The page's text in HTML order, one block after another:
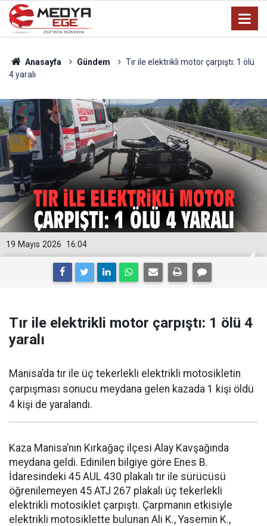
Anasayfa Gündem
Tır ile elektrikli motor çarpıştı: 1 ölü
4 yaralı
16:04
19 Mayıs 2026
Tır ile elektrikli motor çarpıştı: 1 ölü 4
yaralı
Manisa’da tır ile üç tekerlekli elektrikli motosikletin
çarpışması sonucu meydana gelen kazada 1 kişi öldü
4 kişi de yaralandı.
Kaza Manisa’nın Kırkağaç ilçesi Alay Kavşağında
meydana geldi. Edinilen bilgiye göre Enes B.
İdaresindeki 45 AUL 430 plakalı tır ile sürücüsü
öğrenilemeyen 45 ATJ 267 plakalı üç tekerlekli
elektrikli motosiklet çarpıştı. Çarpmanın etkisiyle
elektrikli motosiklette bulunan Ali K., Yasemin K.,